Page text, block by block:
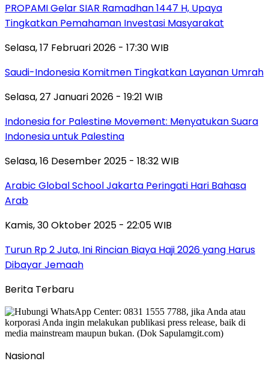
PROPAMI Gelar SIAR Ramadhan 1447 H, Upaya
Tingkatkan Pemahaman Investasi Masyarakat
Selasa, 17 Februari 2026 - 17:30 WIB
Saudi-Indonesia Komitmen Tingkatkan Layanan Umrah
Selasa, 27 Januari 2026 - 19:21 WIB
Indonesia for Palestine Movement: Menyatukan Suara
Indonesia untuk Palestina
Selasa, 16 Desember 2025 - 18:32 WIB
Arabic Global School Jakarta Peringati Hari Bahasa
Arab
Kamis, 30 Oktober 2025 - 22:05 WIB
Turun Rp 2 Juta, Ini Rincian Biaya Haji 2026 yang Harus
Dibayar Jemaah
Berita Terbaru
Nasional